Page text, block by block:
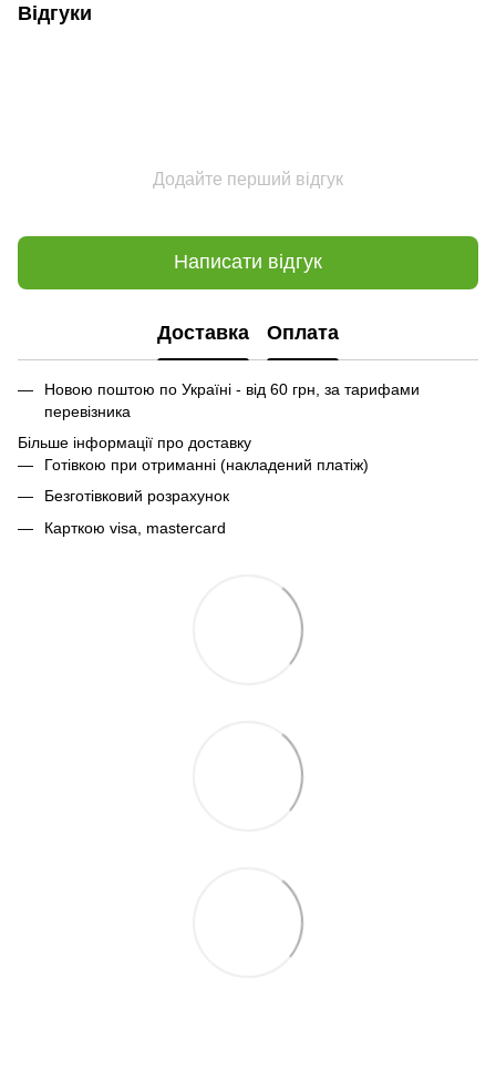
Відгуки
Додайте перший відгук
Написати відгук
Доставка Оплата
Новою поштою по Україні - від 60 грн, за тарифами
перевізника
Більше інформації про доставку
Готівкою при отриманні (накладений платіж)
Безготівковий розрахунок
Карткою visa, mastercard